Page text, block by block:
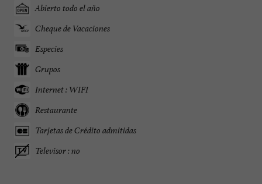
Abierto todo el año
Cheque de Vacaciones
Especies
Grupos
Internet : WIFI
Restaurante
Tarjetas de Crédito admitidas
Televisor : no